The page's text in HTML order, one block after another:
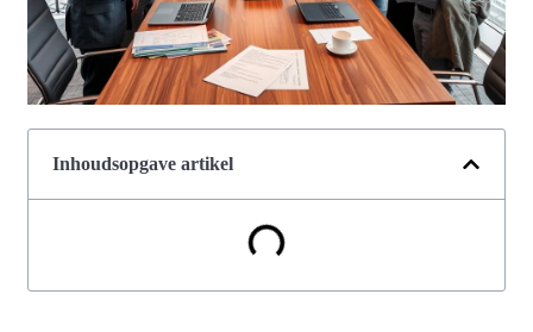
Inhoudsopgave artikel